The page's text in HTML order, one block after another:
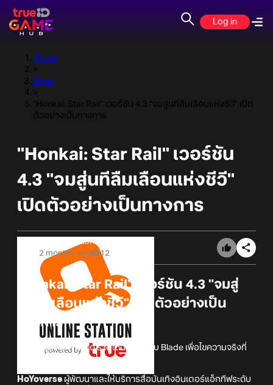
Log in
Home
>
News
>
"Honkai: Star Rail" เวอร์ชัน 4.3 "จมสู่นทีลืมเลือนแห่งชีวี" เปิด
ตัวอย่างเป็นทางการ
"Honkai: Star Rail" เวอร์ชัน
4.3 "จมสู่นทีลืมเลือนแห่งชีวี"
เปิดตัวอย่างเป็นทางการ
Online Station
2 months ago
12
"Honkai: Star Rail" เวอร์ชัน 4.3 "จมสู่
นทีลืมเลือนแห่งชีวี" เปิดตัวอย่างเป็น
ทางการ
ก้าวเข้าสู่แดนภาพวาด ร่วมเดินทางไปกับ Blade เพื่อไขความจริงที่
HoYoverse ผู้พัฒนาและให้บริการสื่อบันเทิงอินเตอร์แอ็กทีฟระดับ